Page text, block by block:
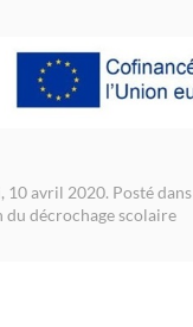
10 avril 2020. Posté dans
du décrochage scolaire